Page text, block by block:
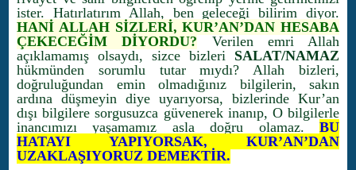
ister. Hatırlatırım Allah, ben geleceği bilirim diyor.
HANİ ALLAH SİZLERİ, KUR’AN’DAN HESABA
ÇEKECEĞİM DİYORDU? Verilen emri Allah
açıklamamış olsaydı, sizce bizleri SALAT/NAMAZ
hükmünden sorumlu tutar mıydı? Allah bizleri,
doğruluğundan emin olmadığınız bilgilerin, sakın
ardına düşmeyin diye uyarıyorsa, bizlerinde Kur’an
dışı bilgilere sorgusuzca güvenerek inanıp, O bilgilerle
inancımızı yaşamamız asla doğru olamaz. BU
HATAYI YAPIYORSAK, KUR’AN’DAN
UZAKLAŞIYORUZ DEMEKTİR.